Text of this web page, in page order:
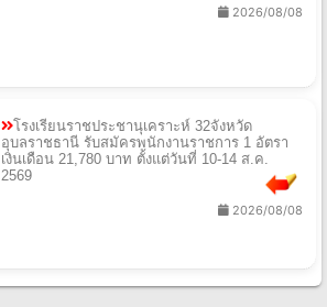
2026/08/08
โรงเรียนราชประชานุเคราะห์ 32จังหวัด
อุบลราชธานี รับสมัครพนักงานราชการ 1 อัตรา
เงินเดือน 21,780 บาท ตั้งแต่วันที่ 10-14 ส.ค.
2569
2026/08/08